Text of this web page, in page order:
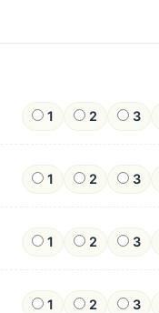
1 2 3
1 2 3
1 2 3
1 2 3